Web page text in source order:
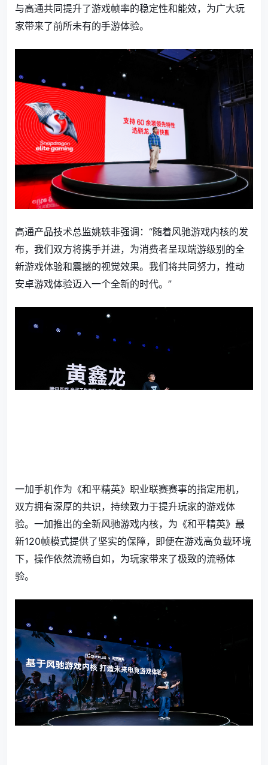
与高通共同提升了游戏帧率的稳定性和能效，为广大玩
家带来了前所未有的手游体验。
高通产品技术总监姚轶非强调：“随着风驰游戏内核的发
布，我们双方将携手并进，为消费者呈现端游级别的全
新游戏体验和震撼的视觉效果。我们将共同努力，推动
安卓游戏体验迈入一个全新的时代。”
一加手机作为《和平精英》职业联赛赛事的指定用机，
双方拥有深厚的共识，持续致力于提升玩家的游戏体
验。一加推出的全新风驰游戏内核，为《和平精英》最
新120帧模式提供了坚实的保障，即便在游戏高负载环境
下，操作依然流畅自如，为玩家带来了极致的流畅体
验。